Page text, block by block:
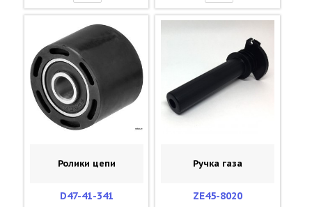
Ролики цепи
D47-41-341
Ручка газа
ZE45-8020